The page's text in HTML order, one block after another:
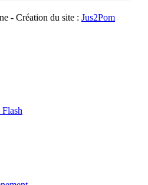
- Création du site : Jus2Pom